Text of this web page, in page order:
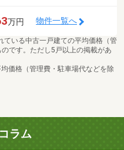
万円 物件一覧へ
いる中古一戸建ての平均価格（管
です。ただし5戸以上の掲載があ
価格（管理費・駐車場代などを除
ラム